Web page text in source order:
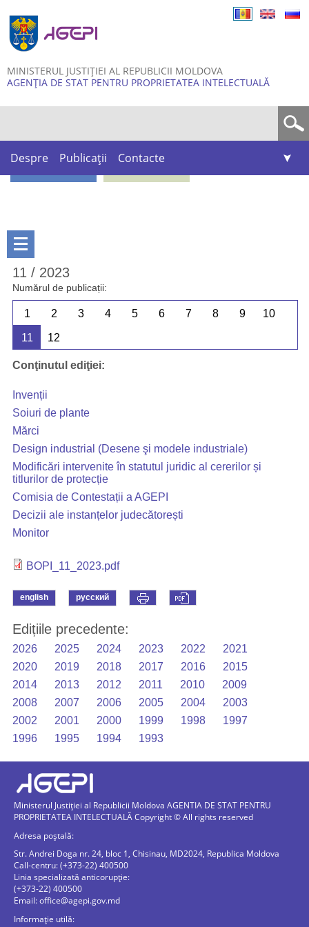
MINISTERUL JUSTIȚIEI AL REPUBLICII MOLDOVA
AGENȚIA DE STAT PENTRU PROPRIETATEA INTELECTUALĂ
Despre Publicații Contacte
11 / 2023
Numărul de publicații:
1 2 3 4 5 6 7 8 9 10
11 12
Conţinutul ediţiei:
Invenții
Soiuri de plante
Mărci
Design industrial (Desene şi modele industriale)
Modificări intervenite în statutul juridic al cererilor și
titlurilor de protecție
Comisia de Contestații a AGEPI
Decizii ale instanțelor judecătorești
Monitor
BOPI_11_2023.pdf
english русский
Edițiile precedente:
2026 2025 2024 2023 2022
2021
2020
2019 2018 2017 2016
2015
2014
2013 2012 2011 2010
2009
2008
2007 2006 2005 2004
2003
2002
2001 2000 1999 1998
1997
1996
1995 1994 1993
Ministerul Justiției al Republicii Moldova AGENTIA DE STAT PENTRU
PROPRIETATEA INTELECTUALĂ Copyright © All rights reserved
Adresa poștală:
Str. Andrei Doga nr. 24, bloc 1, Chisinau, MD2024, Republica Moldova
Call-centru: (+373-22) 400500
Linia specializată anticorupție:
(+373-22) 400500
Email:office@agepi.gov.md
Informație utilă: